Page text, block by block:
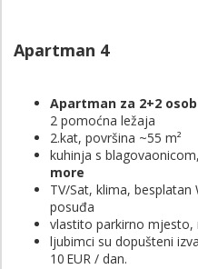
Apartman 4
Apartman za 2+2
2 pomoćna ležaja
2.kat, površina ~55 m²
kuhinja s
more
TV/Sat, klima, besplatan
posuđa
vlastito parkirno mjesto,
ljubimci su dopušteni
10 EUR / dan.